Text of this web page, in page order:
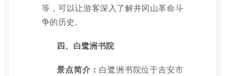
等，可以让游客深入了解井冈山革命斗
争的历史。
四、白鹭洲书院
景点简介： 白鹭洲书院位于吉安市